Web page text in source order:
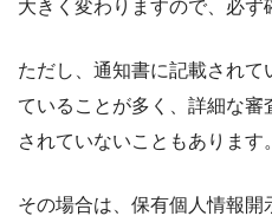
大きく変わりますので、必ず
ただし、通知書に記載され
ていることが多く、詳細な
されていないこともあります。
その場合は、保有個人情報